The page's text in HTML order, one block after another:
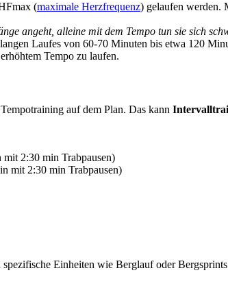
(maximale Herzfrequenz) gelaufen werden.
angeht, alleine mit dem Tempo tun sie sich
Laufes von 60-70 Minuten bis etwa 120
Tempo zu laufen.
auf dem Plan. Das kann
2:30 min Trabpausen)
mit 2:30 min Trabpausen)
Einheiten wie Berglauf oder